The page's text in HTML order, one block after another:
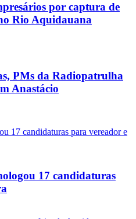
por captura de
Rio Aquidauana
PMs da Radiopatrulha
Anastácio
17 candidaturas